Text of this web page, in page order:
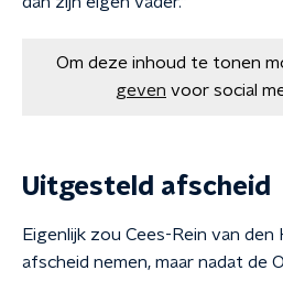
Om deze inhoud te tonen
geven voor social
Uitgesteld afscheid
Eigenlijk zou Cees-Rein van
afscheid nemen, maar nadat de